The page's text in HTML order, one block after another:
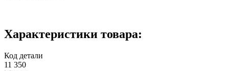
Характеристики товара:
Код детали
11 350